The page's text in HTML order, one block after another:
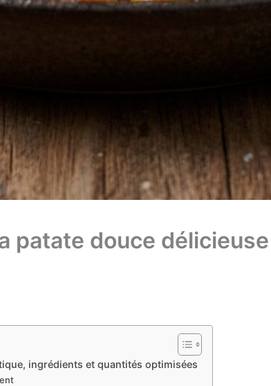
patate douce
ingrédients et quantités optimisées